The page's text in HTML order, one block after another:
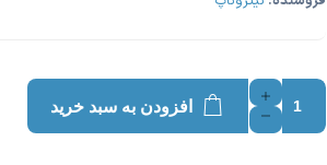
افزودن به سبد خرید